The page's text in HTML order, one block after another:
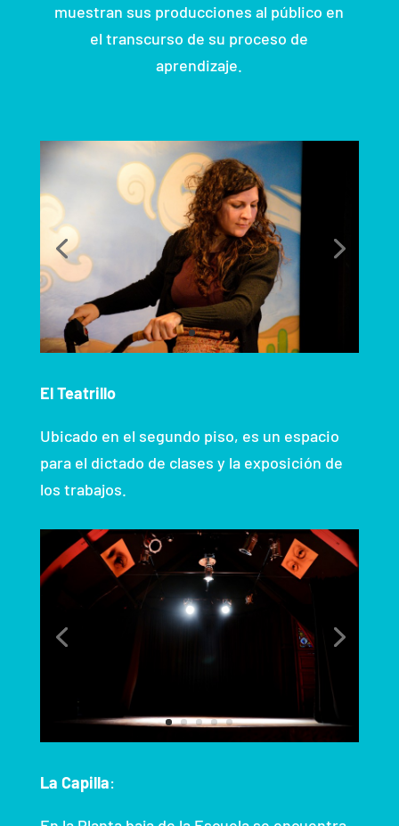
muestran sus producciones al público en
el transcurso de su proceso de
aprendizaje.
El Teatrillo
Ubicado en el segundo piso, es un espacio
para el dictado de clases y la exposición de
los trabajos.
La Capilla: